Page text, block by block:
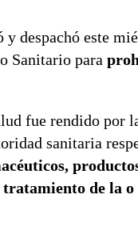
despachó este
Sanitario para
fue rendido por
sanitaria
de la